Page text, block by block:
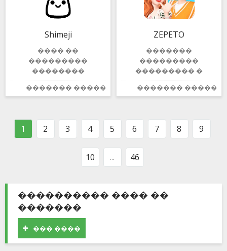
����������� �
���
����� �� ��
������������?
���������
�����������
���� �
����������-
������������
������,
Shimeji
���� ��
���������
��������
�������� �
������ ��������
���������,
��������
�������� �� Shimeji -
����������,
������� �������
������
����������� �
������� ������:
ZEPETO
�������
���������
��������� �
����
������������
����������. ���,
ZEPETO
��������� � ���
����������
�����, �� ������
�� ��,
������� ������:
1 2 3 4 5 6 7 8 9
10 ... 46
���������� ���� ��
�������
��� ����